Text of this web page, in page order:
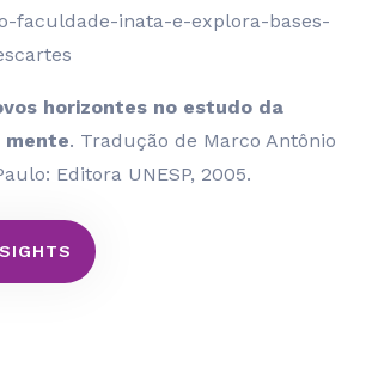
faculdade-inata-e-explora-bases-
horizontes no estudo da
mente. Tradução de Marco Antônio
Editora UNESP, 2005.